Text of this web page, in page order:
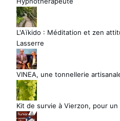
L'Aïkido : Méditation et zen
Lasserre
VINEA, une tonnellerie
Kit de survie à Vierzon, pour